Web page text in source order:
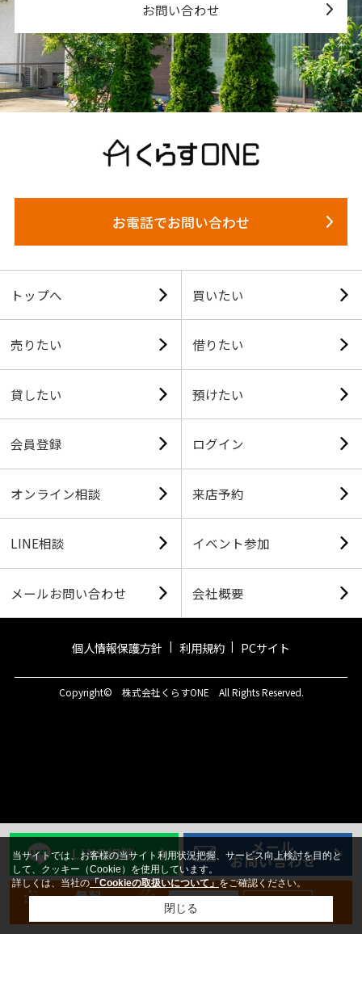
お問い合わせ
お電話でお問い合わせ
トップへ 買いたい
売りたい 借りたい
貸したい 預けたい
会員登録 ログイン
オンライン相談 来店予約
LINE相談 イベント参加
メールお問い合わせ 会社概要
個人情報保護方針 利用規約 PCサイト
LINE相談 メール
お問い合わせ
無料 新規登録
Copyright© 株式会社くらすONE All Rights Reserved.
当サイトでは、お客様の当サイト利用状況把握、サービス向上検討を目的と
して、クッキー（Cookie）を使用しています。
詳しくは、当社の「Cookieの取扱いについて」をご確認ください。
閉じる